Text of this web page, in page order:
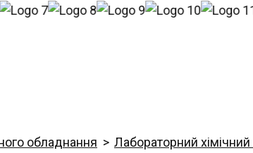
обладнання
Лабораторний